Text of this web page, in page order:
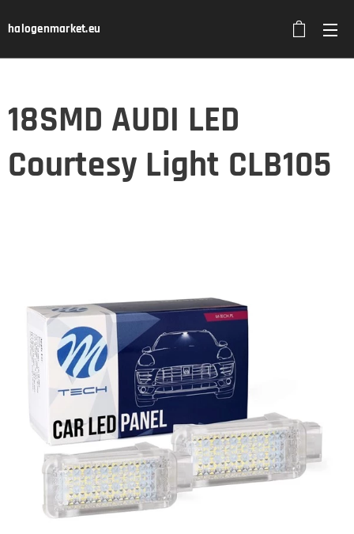
halogenmarket.eu
18SMD AUDI LED
Courtesy Light CLB105